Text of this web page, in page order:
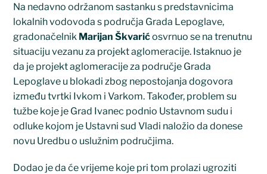
Na nedavno održanom sastanku s predstavnicima
lokalnih vodovoda s područja Grada Lepoglave,
gradonačelnik Marijan Škvarićosvrnuo se na trenutnu
situaciju vezanu za projekt aglomeracije. Istaknuo je
da je projekt aglomeracije za područje Grada
Lepoglave u blokadi zbog nepostojanja dogovora
između tvrtki Ivkom i Varkom. Također, problem su
tužbe koje je Grad Ivanec podnio Ustavnom sudu i
odluke kojom je Ustavni sud Vladi naložio da donese
novu Uredbu o uslužnim područjima.
Dodao je da će vrijeme koje pri tom prolazi ugroziti